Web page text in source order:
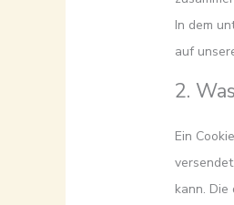
In dem
auf
2.
Ein
kann.